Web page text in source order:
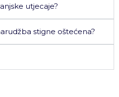
utjecaje?
stigne oštećena?